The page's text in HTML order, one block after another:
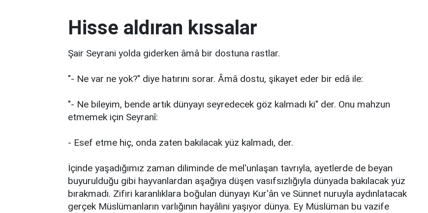
Hisse aldıran kıssalar
Şair Seyrani yolda giderken âmâ bir dostuna rastlar.
"- Ne var ne yok?" diye hatırını sorar. Âmâ dostu, şikayet eder bir edâ ile:
"- Ne bileyim, bende artık dünyayı seyredecek göz kalmadı ki" der. Onu mahzun
etmemek için Seyranî:
- Esef etme hiç, onda zaten bakılacak yüz kalmadı, der.
İçinde yaşadığımız zaman diliminde de mel'unlaşan tavrıyla, ayetlerde de beyan
buyurulduğu gibi hayvanlardan aşağıya düşen vasıfsızlığıyla dünyada bakılacak yüz
bırakmadı. Zifiri karanlıklara boğulan dünyayı Kur'ân ve Sünnet nuruyla aydınlatacak
gerçek Müslümanların varlığının hayâlini yaşıyor dünya. Ey Müslüman bu vazife